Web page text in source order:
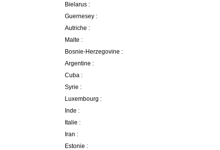
Bielarus :
Guernesey :
Autriche :
Malte :
Bosnie-Herzegovine :
Argentine :
Cuba :
Syrie :
Luxembourg :
Inde :
Italie :
Iran :
Estonie :